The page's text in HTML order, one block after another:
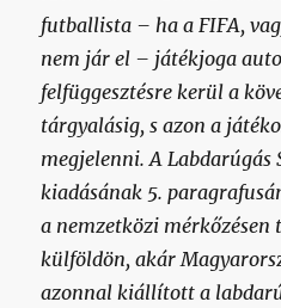
futballista – ha a FIFA,
nem jár el – játékjoga
felfüggesztésre kerül a
tárgyalásig, s azon a
megjelenni. A Labdarúgás
kiadásának 5.
a nemzetközi
külföldön, akár
azonnal kiállított a